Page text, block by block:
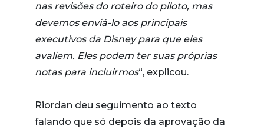
nas revisões do roteiro do piloto, mas
devemos enviá-lo aos principais
executivos da Disney para que eles
avaliem. Eles podem ter suas próprias
notas para incluirmos“, explicou.
Riordan deu seguimento ao texto
falando que só depois da aprovação da